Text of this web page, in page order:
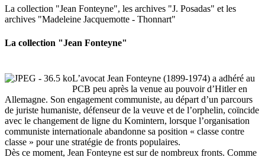
La collection "Jean Fonteyne", les archives "J. Posadas" et les
archives "Madeleine Jacquemotte - Thonnart"
La collection "Jean Fonteyne"
L’avocat Jean Fonteyne (1899-1974) a adhéré au
PCB peu après la venue au pouvoir d’Hitler en
Allemagne. Son engagement communiste, au départ d’un parcours
de juriste humaniste, défenseur de la veuve et de l’orphelin, coïncide
avec le changement de ligne du Komintern, lorsque l’organisation
communiste internationale abandonne sa position « classe contre
classe » pour une stratégie de fronts populaires.
Dès ce moment, Jean Fonteyne est sur de nombreux fronts. Comme